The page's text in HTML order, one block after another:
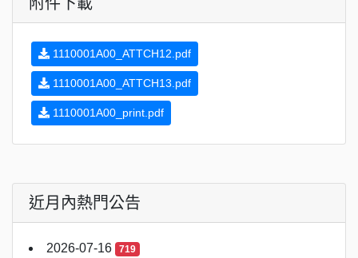
1110001A00_ATTCH12.pdf
1110001A00_ATTCH13.pdf
1110001A00_print.pdf
近月內熱門公告
2026-07-16 719